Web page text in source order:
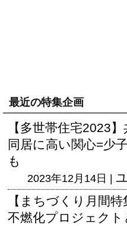
最近の特集企画
【多世帯住宅2023
同居に高い関心=少
も
2023年12月14日 |
【まちづくり月間
不燃化プロジェクト